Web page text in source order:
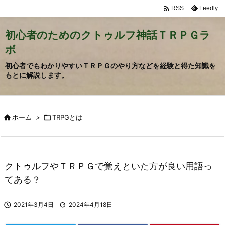
初心者のためのクトゥルフ神話ＴＲＰＧラ
ボ
初心者でもわかりやすいＴＲＰＧのやり方などを経験と得た知識を
もとに解説します。
 RSS Feedly
ホーム > TRPGとは
クトゥルフやＴＲＰＧで覚えといた方が良い用語っ
てある？
 2021年3月4日  2024年4月18日